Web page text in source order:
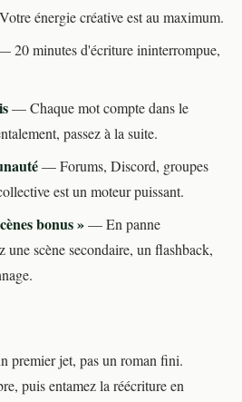
énergie créative est au maximum.
20 minutes d'écriture ininterrompue,
— Chaque mot compte dans le
passez à la suite.
— Forums, Discord, groupes
est un moteur puissant.
bonus »— En panne
scène secondaire, un flashback,
premier jet, pas un roman fini.
puis entamez la réécriture en